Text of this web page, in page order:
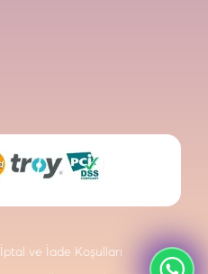
İptal ve İade Koşulları